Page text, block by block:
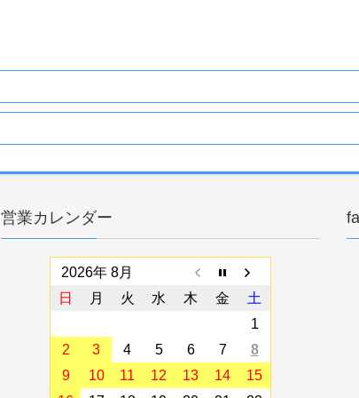
営業カレンダー
2026年 8月
日
月 火 水 木 金
土
1
2
3 4 5 6 7
8
9
10 11 12 13 14
15